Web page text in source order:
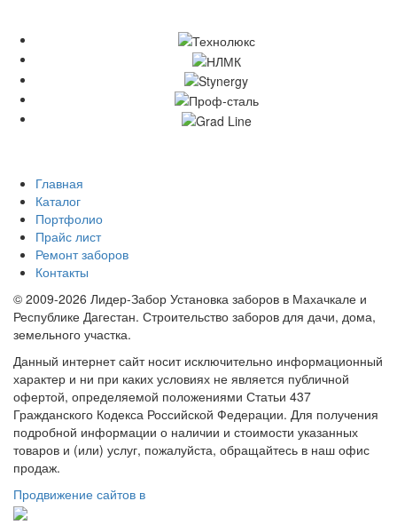
Главная
Каталог
Портфолио
Прайс лист
Ремонт заборов
Контакты
© 2009-2026 Лидер-Забор Установка заборов в Махачкале и
Республике Дагестан. Строительство заборов для дачи, дома,
земельного участка.
Данный интернет сайт носит исключительно информационный
характер и ни при каких условиях не является публичной
офертой, определяемой положениями Статьи 437
Гражданского Кодекса Российской Федерации. Для получения
подробной информации о наличии и стоимости указанных
товаров и (или) услуг, пожалуйста, обращайтесь в наш офис
продаж.
Продвижение сайтов в